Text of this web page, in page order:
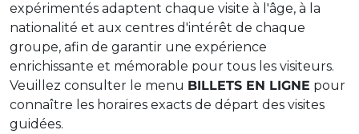
expérimentés adaptent chaque visite à l'âge, à la
nationalité et aux centres d'intérêt de chaque
groupe, afin de garantir une expérience
enrichissante et mémorable pour tous les visiteurs.
Veuillez consulter le menu BILLETS EN LIGNE pour
connaître les horaires exacts de départ des visites
guidées.